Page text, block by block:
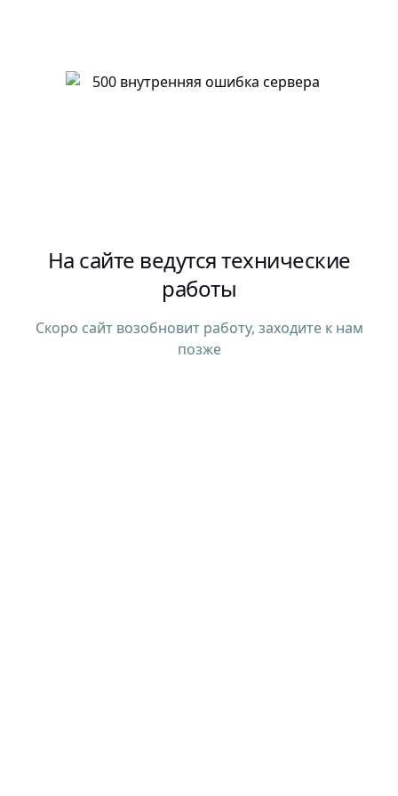
На сайте ведутся технические
работы
Скоро сайт возобновит работу, заходите к нам
позже